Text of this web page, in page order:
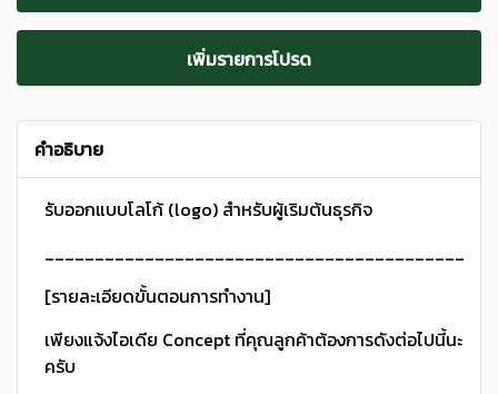
เพิ่มรายการโปรด
คำอธิบาย
รับออกแบบโลโก้ (logo) สำหรับผู้เริมต้นธุรกิจ
[รายละเอียดขั้นตอนการทำงาน]
เพียงแจ้งไอเดีย Concept ที่คุณลูกค้าต้องการดังต่อไปนี้นะ
ครับ